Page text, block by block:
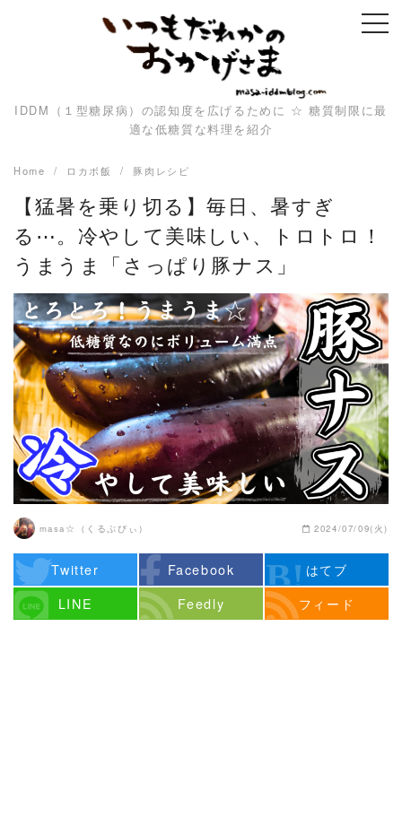
IDDM（１型糖尿病）の認知度を広げるために ☆ 糖質制限に最
適な低糖質な料理を紹介
Home ロカボ飯 豚肉レシピ
【猛暑を乗り切る】毎日、暑すぎ
る⋯。冷やして美味しい、トロトロ！
うまうま「さっぱり豚ナス」
masa☆（くるぷぴぃ） 2024/07/09(火)
Twitter Facebook
はてブ
LINE
Feedly フィード